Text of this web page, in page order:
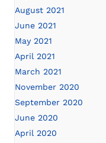
August 2021
June 2021
May 2021
April 2021
March 2021
November 2020
September 2020
June 2020
April 2020